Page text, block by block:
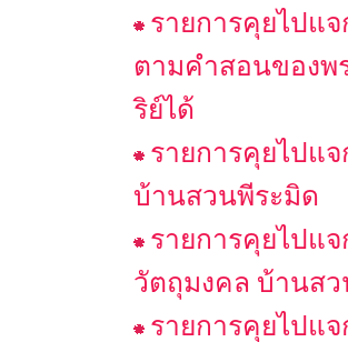
รายการคุยไปแ
ตามคำสอนของพ
ริย์ได้
รายการคุยไปแ
บ้านสวนพีระมิด
รายการคุยไปแ
วัตถุมงคล บ้านส
รายการคุยไปแ